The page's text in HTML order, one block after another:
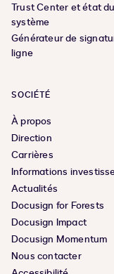
Trust Center et état du
système
Générateur de
ligne
SOCIÉTÉ
À propos
Direction
Carrières
Informations
Actualités
Docusign for Forests
Docusign Impact
Docusign Momentum
Nous contacter